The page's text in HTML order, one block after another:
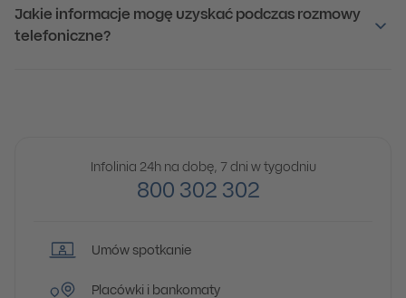
Jakie informacje mogę uzyskać podczas rozmowy
telefoniczne?
Infolinia 24h na dobę, 7 dni w tygodniu
800 302 302
Umów spotkanie
Placówki i bankomaty